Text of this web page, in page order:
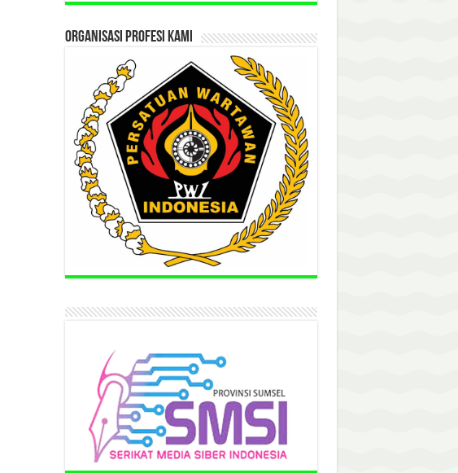
ORGANISASI PROFESI KAMI